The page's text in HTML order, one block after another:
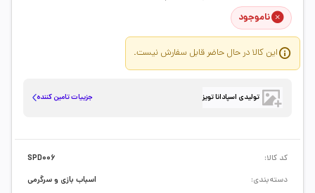
ناموجود
این کالا در حال حاضر قابل سفارش نیست.
تولیدی اسپادانا تويز جزییات تامین کننده
کد کالا:
SPD006
دسته‌بندی:
اسباب بازی و سرگرمی